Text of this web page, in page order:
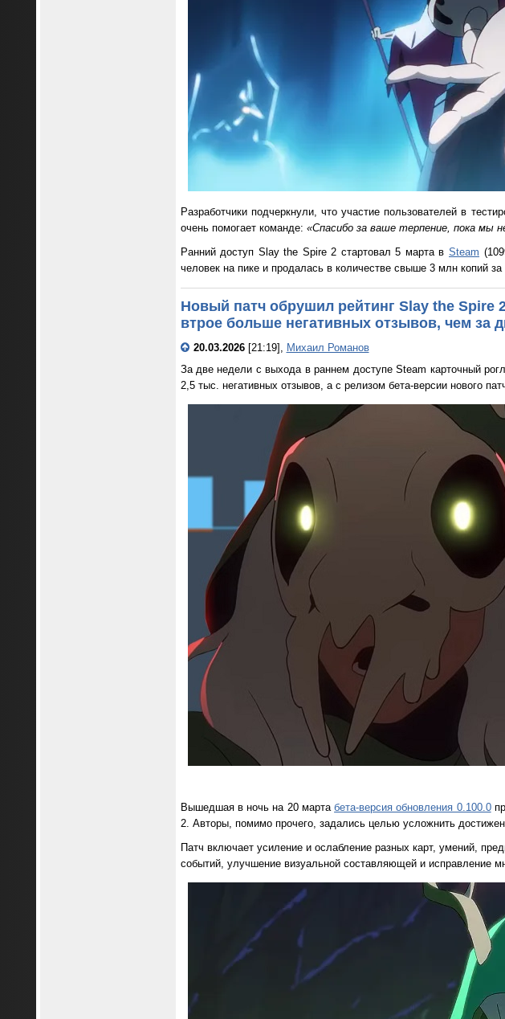
Разработчики подчеркнули, что участие пользователей в
очень помогает команде: «Спасибо за ваше терпение, пока мы
Ранний доступ Slay the Spire 2 стартовал 5 марта в Steam
человек на пике и продалась в количестве свыше 3 млн копий
Новый патч обрушил рейтинг Slay the Spire
втрое больше негативных отзывов, чем за
20.03.2026[21:19],
Михаил Романов
За две недели с выхода в раннем доступе Steam карточный
2,5 тыс. негативных отзывов, а с релизом бета-версии нового
Вышедшая в ночь на 20 мартабета-версия обновления 0.100.0
2. Авторы, помимо прочего, задались целью усложнить
Патч включает усиление и ослабление разных карт, умений,
событий, улучшение визуальной составляющей и исправление